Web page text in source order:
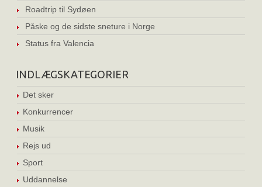
Roadtrip til Sydøen
Påske og de sidste sneture i Norge
Status fra Valencia
INDLÆGSKATEGORIER
Det sker
Konkurrencer
Musik
Rejs ud
Sport
Uddannelse